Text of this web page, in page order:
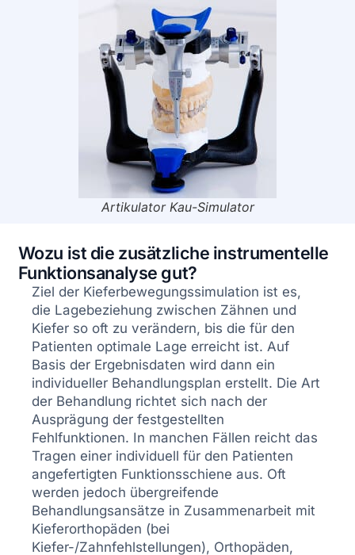
Artikulator Kau-Simulator
Wozu ist die zusätzliche instrumentelle
Funktionsanalyse gut?
Ziel der Kieferbewegungssimulation ist es,
die Lagebeziehung zwischen Zähnen und
Kiefer so oft zu verändern, bis die für den
Patienten optimale Lage erreicht ist. Auf
Basis der Ergebnisdaten wird dann ein
individueller Behandlungsplan erstellt. Die Art
der Behandlung richtet sich nach der
Ausprägung der festgestellten
Fehlfunktionen. In manchen Fällen reicht das
Tragen einer individuell für den Patienten
angefertigten Funktionsschiene aus. Oft
werden jedoch übergreifende
Behandlungsansätze in Zusammenarbeit mit
Kieferorthopäden (bei
Kiefer-/Zahnfehlstellungen), Orthopäden,